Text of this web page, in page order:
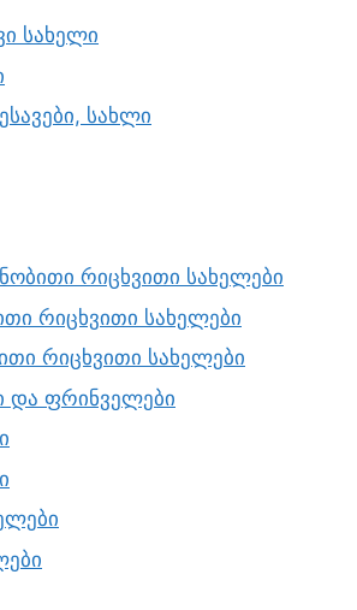
სახელი
სახლი
რიცხვითი სახელები
რიცხვითი სახელები
რიცხვითი სახელები
და ფრინველები